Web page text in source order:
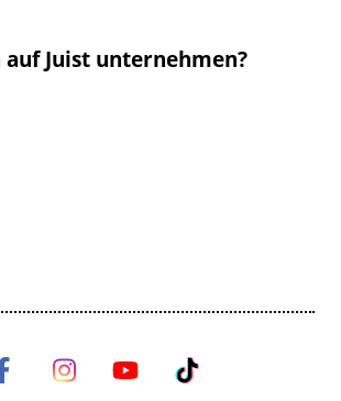
auf Juist unternehmen?